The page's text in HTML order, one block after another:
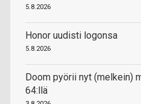
5.8.2026
Honor uudisti logonsa
5.8.2026
Doom pyörii nyt (melkein)
64:llä